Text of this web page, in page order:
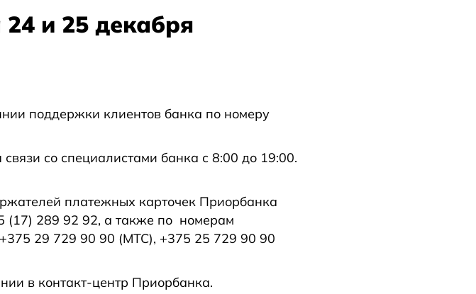
и 25 декабря
поддержки клиентов банка по номеру
со специалистами банка с 8:00 до 19:00.
платежных карточек Приорбанка
(17) 289 92 92, а также по номерам
29 729 90 90 (МТС), +375 25 729 90 90
в контакт-центр Приорбанка.